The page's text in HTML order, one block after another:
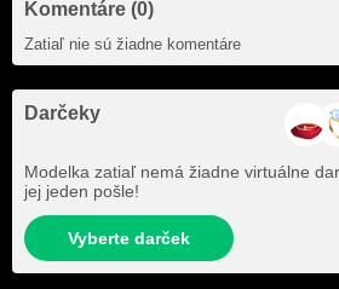
Komentáre (0)
Zatiaľ nie sú žiadne komentáre
Darčeky
Modelka zatiaľ nemá žiadne virtuálne
jej jeden pošle!
Vyberte darček